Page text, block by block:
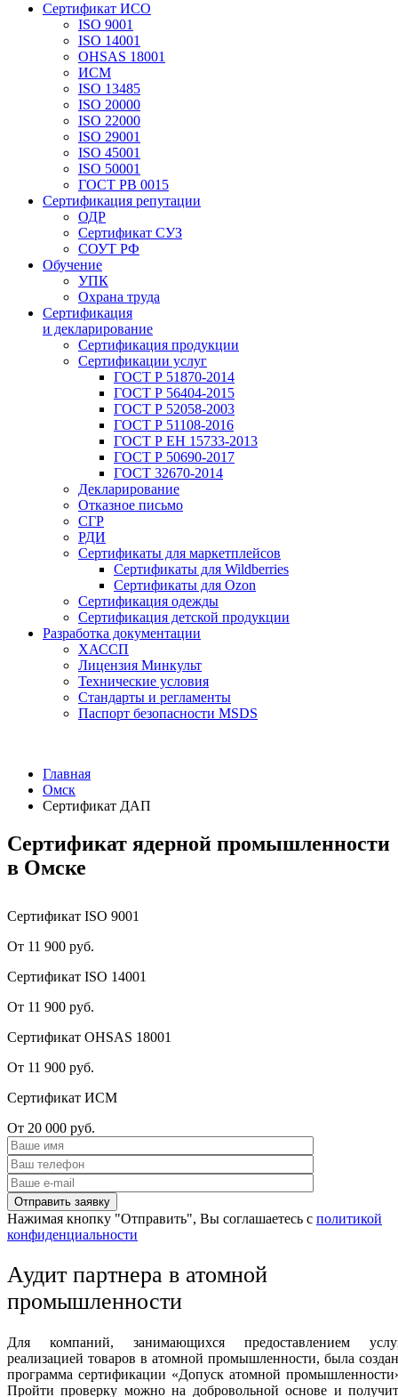
Сертификат ИСО
ISO 9001
ISO 14001
OHSAS 18001
ИСМ
ISO 13485
ISO 20000
ISO 22000
ISO 29001
ISO 45001
ISO 50001
ГОСТ РВ 0015
Сертификация репутации
ОДР
Сертификат СУЗ
СОУТ РФ
Обучение
УПК
Охрана труда
Сертификация
и декларирование
Сертификация продукции
Сертификации услуг
ГОСТ Р 51870-2014
ГОСТ Р 56404-2015
ГОСТ Р 52058-2003
ГОСТ Р 51108-2016
ГОСТ Р ЕН 15733-2013
ГОСТ Р 50690-2017
ГОСТ 32670-2014
Декларирование
Отказное письмо
СГР
РДИ
Сертификаты для маркетплейсов
Сертификаты для Wildberries
Сертификаты для Ozon
Сертификация одежды
Сертификация детской продукции
Разработка документации
ХАССП
Лицензия Минкульт
Технические условия
Стандарты и регламенты
Паспорт безопасности MSDS
Главная
Омск
Сертификат ДАП
Сертификат ядерной промышленности
в Омске
Сертификат ISO 9001
От 11 900 руб.
Сертификат ISO 14001
От 11 900 руб.
Сертификат OHSAS 18001
От 11 900 руб.
Сертификат ИСМ
От 20 000 руб.
Нажимая кнопку "Отправить", Вы соглашаетесь с политикой
конфиденциальности
Аудит партнера в атомной
промышленности
Для компаний, занимающихся предоставлением
реализацией товаров в атомной промышленности, была
программа сертификации «Допуск атомной
Пройти проверку можно на добровольной основе и